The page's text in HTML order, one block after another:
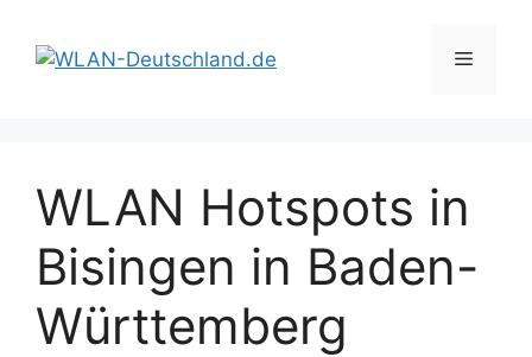
Inhalt
springen
Menü
WLAN Hotspots in
Bisingen in Baden-
Württemberg